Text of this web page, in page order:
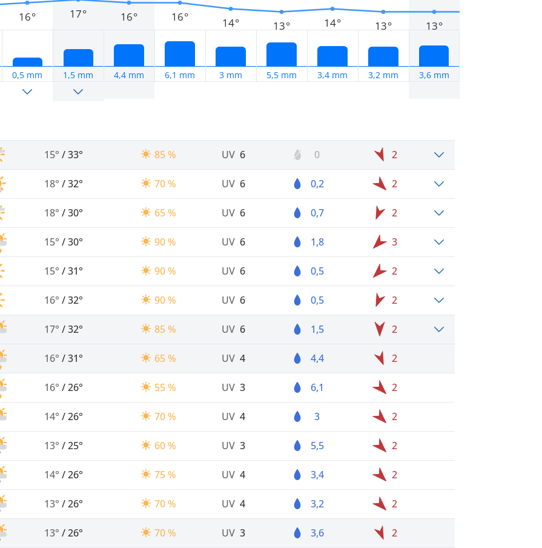
16°
0,5 mm
17°
1,5 mm
16°
4,4 mm
16°
6,1 mm
14°
3 mm
13°
5,5 mm
14°
3,4 mm
13°
3,2 mm
13°
3,6 mm
15° /33° 85 % UV 6 0 2
18° /32° 70 % UV 6 0,2 2
18° /30° 65 % UV 6 0,7 2
15° /30° 90 % UV 6 1,8 3
15° /31° 90 % UV 6 0,5 2
16° /32° 90 % UV 6 0,5 2
17° /32° 85 % UV 6 1,5 2
16° /31° 65 % UV 4 4,4 2
16° /26° 55 % UV 3 6,1 2
14° /26° 70 % UV 4 3 2
13° /25° 60 % UV 3 5,5 2
14° /26° 75 % UV 4 3,4 2
13° /26° 70 % UV 4 3,2 2
13° /26° 70 % UV 3 3,6 2